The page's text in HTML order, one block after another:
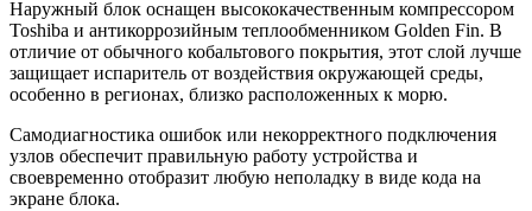
Наружный блок оснащен высококачественным компрессором
Toshiba и антикоррозийным теплообменником Golden Fin. В
отличие от обычного кобальтового покрытия, этот слой лучше
защищает испаритель от воздействия окружающей среды,
особенно в регионах, близко расположенных к морю.
Самодиагностика ошибок или некорректного подключения
узлов обеспечит правильную работу устройства и
своевременно отобразит любую неполадку в виде кода на
экране блока.